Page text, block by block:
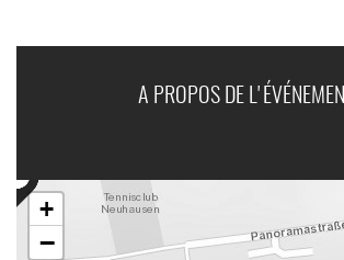
A PROPOS DE L'ÉVÉNEMENT
+
−